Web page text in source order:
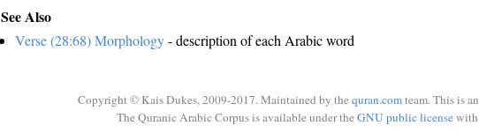
See Also
Verse (28:68) Morphology- description of each Arabic word
Copyright © Kais Dukes, 2009-2017. Maintained by the quran.comteam. This is
The Quranic Arabic Corpus is available under the GNU public licensewith